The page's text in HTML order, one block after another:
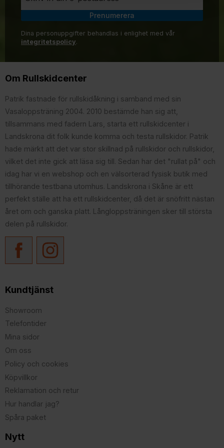
Prenumerera
Dina personuppgifter behandlas i enlighet med vår
integritetspolicy.
Om Rullskidcenter
Patrik fastnade för rullskidåkning i samband med sin
Vasaloppsträning 2004. 2010 bestämde han sig att,
tillsammans med fadern Lars, starta ett rullskidcenter i
Landskrona dit folk kunde komma och testa rullskidor. Patrik
hade märkt att det var stor skillnad på rullskidor och rullskidor,
vilket det inte gick att läsa sig till. Sedan har det "rullat på" och
idag har vi en webshop och en välsorterad fysisk butik med
tillhörande testbana utomhus. Landskrona i Skåne är ett
perfekt ställe att ha ett rullskidcenter, då det är snöfritt nästan
året om och ganska platt. Långloppsträningen sker till största
delen på rullskidor.
Kundtjänst
Showroom
Telefontider
Mina sidor
Om oss
Policy och cookies
Köpvillkor
Reklamation och retur
Hur handlar jag?
Spåra paket
Nytt